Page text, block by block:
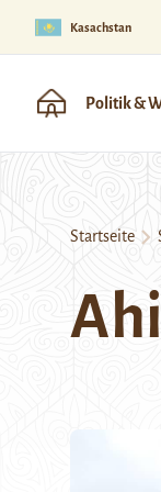
Kasachstan
Politik &
Startseite